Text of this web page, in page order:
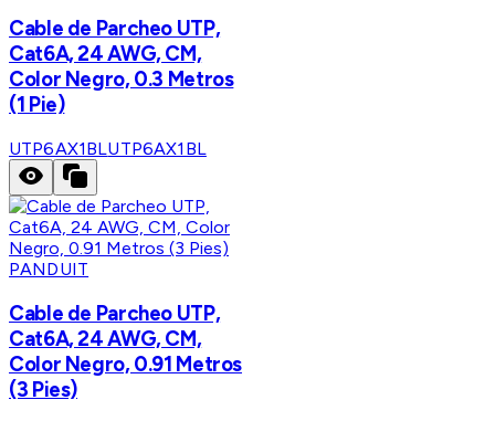
Cable de Parcheo UTP,
Cat6A, 24 AWG, CM,
Color Negro, 0.3 Metros
(1 Pie)
UTP6AX1BLUTP6AX1BL
PANDUIT
Cable de Parcheo UTP,
Cat6A, 24 AWG, CM,
Color Negro, 0.91 Metros
(3 Pies)